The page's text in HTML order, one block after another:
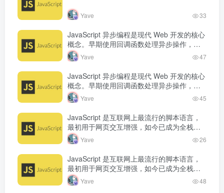
Yave 33
JavaScript 异步编程是现代 Web 开发的核心
概念。早期使用回调函数处理异步操作，但
容易产生回调地狱。Promise 的出现改善了
异步代码的可读…
Yave 47
JavaScript 异步编程是现代 Web 开发的核心
概念。早期使用回调函数处理异步操作，但
容易产生回调地狱。Promise 的出现改善了
异步代码的可读…
Yave 45
JavaScript 是互联网上最流行的脚本语言，
最初用于网页交互增强，如今已成为全栈开
发语言。从浏览器端的页面动态效果，到服
务端的 Node.js 运行…
Yave 26
JavaScript 是互联网上最流行的脚本语言，
最初用于网页交互增强，如今已成为全栈开
发语言。从浏览器端的页面动态效果，到服
务端的 Node.js 运行…
Yave 48